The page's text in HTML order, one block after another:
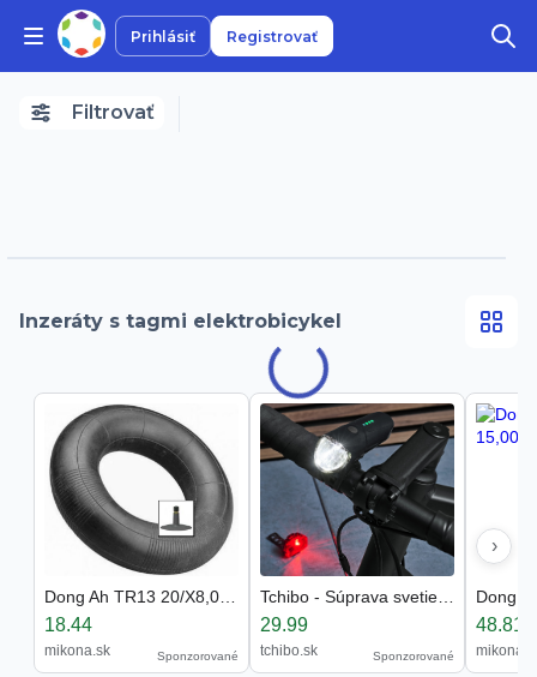
Prihlásiť Registrovať
Filtrovať
Inzeráty s tagmi elektrobicykel
18.44
mikona.sk Sponzorované
29.99
tchibo.sk Sponzorované
48.81
›